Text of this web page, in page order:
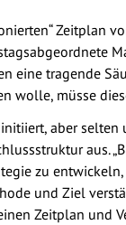
Zeitplan
eine tragende
wolle, müsse
aber
aus.
zu
und Ziel
Zeitplan und